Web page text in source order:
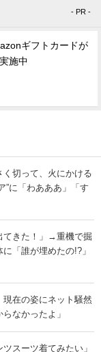
- PR -
ギフトカードが
施中
切って、火にかける
に「わあああ」「す
てきた！」→重機で掘
「誰が埋めたの!?」
現在の姿にネット騒然
なかったよ」
スーツ着てみたい」